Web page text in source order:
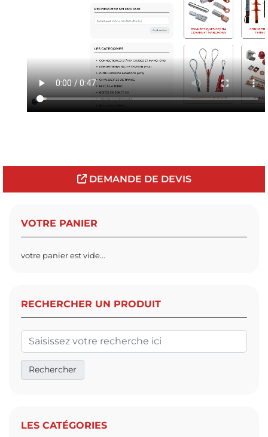
DEMANDE DE DEVIS
VOTRE PANIER
votre panier est vide...
RECHERCHER UN PRODUIT
LES CATÉGORIES